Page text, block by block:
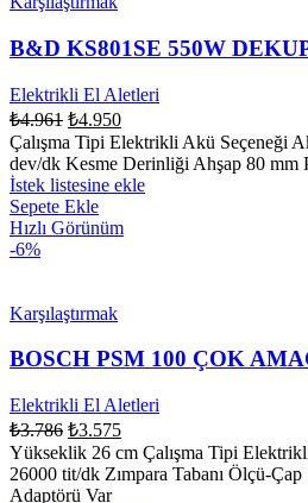
B&D KS801SE 550W
Elektrikli El Aletleri
₺4.961 ₺4.950
Çalışma Tipi Elektrikli Akü Seçeneği
dev/dk Kesme Derinliği Ahşap 80 mm
İstek listesine ekle
Sepete Ekle
Hızlı Görünüm
-6%
Karşılaştırmak
BOSCH PSM 100 ÇOK
Elektrikli El Aletleri
₺3.786 ₺3.575
Yükseklik 26 cm Çalışma Tipi
26000 tit/dk Zımpara Tabanı Ölçü-
Adaptörü Var